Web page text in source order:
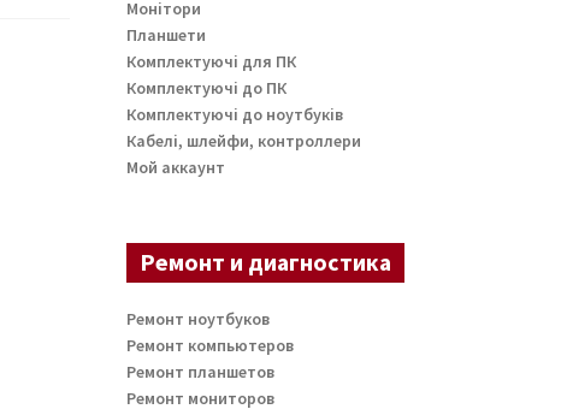
Монітори
Планшети
Комплектуючі для ПК
Комплектуючі до ПК
Комплектуючі до ноутбуків
Кабелі, шлейфи, контроллери
Мой аккаунт
Ремонт и диагностика
Ремонт ноутбуков
Ремонт компьютеров
Ремонт планшетов
Ремонт мониторов